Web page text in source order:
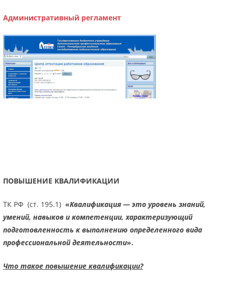
Административный регламент
ПОВЫШЕНИЕ КВАЛИФИКАЦИИ
ТК РФ (ст. 195.1) «Квалификация — это уровень знаний,
умений, навыков и компетенции, характеризующий
подготовленность к выполнению определенного вида
профессиональной деятельности».
Что такое повышение квалификации?